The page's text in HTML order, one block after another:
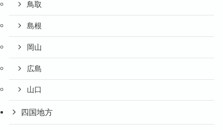
鳥取
島根
岡山
広島
山口
四国地方